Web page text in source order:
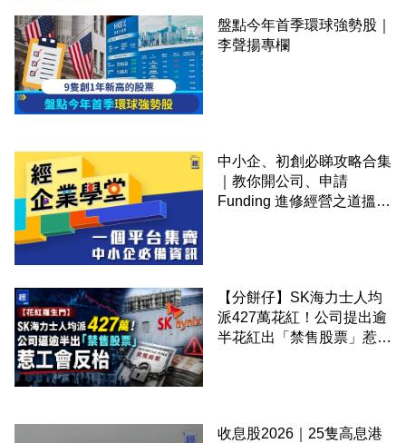
盤點今年首季環球強勢股｜
李聲揚專欄
中小企、初創必睇攻略合集
｜教你開公司、申請
Funding 進修經營之道搵大
【分餅仔】SK海力士人均
派427萬花紅！公司提出逾
半花紅出「禁售股票」惹工
收息股2026｜25隻高息港